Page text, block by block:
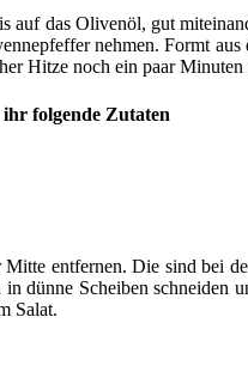
auf das Olivenöl, gut
nehmen. Formt
Hitze noch ein paar Minuten
folgende Zutaten
entfernen. Die sind bei
dünne Scheiben schneiden
Salat.